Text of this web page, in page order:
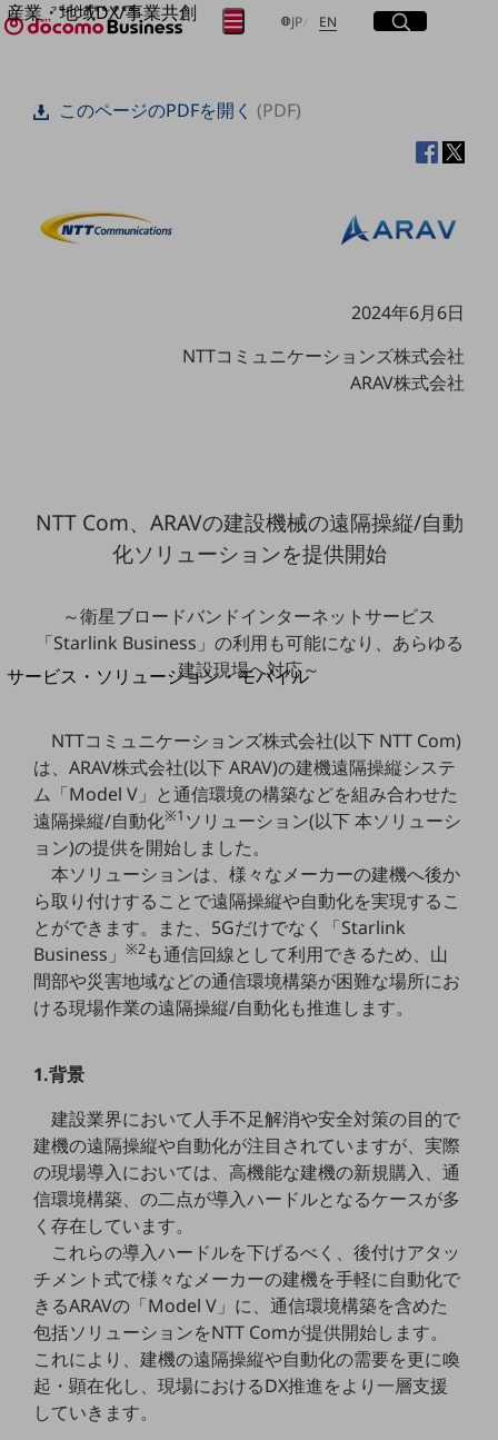
産業・地域DX/事業共創
OPEN HUB for Plural Futures
OPEN HUB for Plural Futuresとは
Smart World
自治体・地域社会との共創
LGPF(Local Government Platform)
別ウィンドウで開きます
サービス・ソリューション・モバイル
DXに関する課題を解決する
サービス・ソリューションをご紹介
カテゴリーで探す
カテゴリーで探すTOP
ネットワーク・モバイル
クラウド・データセンター
電話・映像コミュニケーション
セキュリティ
データ利活用
運用管理
業務支援・マーケティング
災害対策・BCP
課題・ニーズで探す
課題・ニーズで探すTOP
コミュニケーション・情報共有
マーケティング
業務効率化
JP日本語
EN Englishサイト内検索
開く
メニュー
開く
フリーワードを入力して探す
フリーワードでNTTドコモビジネスの
取り組みを検索
検索する
このページのPDFを開く(PDF)
2024年6月6日
NTTコミュニケーションズ株式会社
ARAV株式会社
NTT Com、ARAVの建設機械の遠隔操縦/自動
化ソリューションを提供開始
～衛星ブロードバンドインターネットサービス
「Starlink Business」の利用も可能になり、あらゆる
建設現場へ対応～
NTTコミュニケーションズ株式会社(以下 NTT Com)
は、ARAV株式会社(以下 ARAV)の建機遠隔操縦システ
ム「Model V」と通信環境の構築などを組み合わせた
遠隔操縦/自動化※1 ソリューション(以下 本ソリューシ
ョン)の提供を開始しました。
本ソリューションは、様々なメーカーの建機へ後か
ら取り付けすることで遠隔操縦や自動化を実現するこ
とができます。また、5Gだけでなく「Starlink
Business」※2も通信回線として利用できるため、山
間部や災害地域などの通信環境構築が困難な場所にお
ける現場作業の遠隔操縦/自動化も推進します。
1.背景
建設業界において人手不足解消や安全対策の目的で
建機の遠隔操縦や自動化が注目されていますが、実際
の現場導入においては、高機能な建機の新規購入、通
信環境構築、の二点が導入ハードルとなるケースが多
く存在しています。
これらの導入ハードルを下げるべく、後付けアタッ
チメント式で様々なメーカーの建機を手軽に自動化で
きるARAVの「Model V」に、通信環境構築を含めた
包括ソリューションをNTT Comが提供開始します。
これにより、建機の遠隔操縦や自動化の需要を更に喚
起・顕在化し、現場におけるDX推進をより一層支援
していきます。